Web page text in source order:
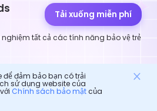
khi bạn gọi cho người
iPhone?
đã chặn bạn trên thiết bị iOS
chuông một lần. Từ đó, cuộc
sang hộp thư thoại. Lưu ý
Tải xuống miễn phí
nghiệm tất cả các tính năng bảo vệ trẻ
đảm bảo bạn có trải
sử dụng website của
Chính sách bảo mậtcủa